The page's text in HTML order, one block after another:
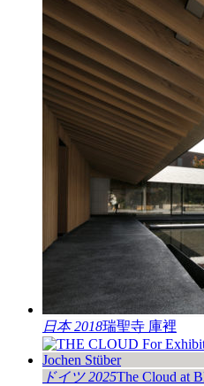
日本 2018瑞聖寺 庫裡
ドイツ 2025The Cloud at